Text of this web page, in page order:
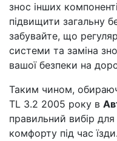
знос інших
підвищити загальну
забувайте, що
системи та заміна
вашої безпеки на
Таким чином,
TL 3.2 2005 року в
правильний вибір
комфорту під час